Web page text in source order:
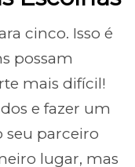
cinco. Isso é
possam
mais difícil!
e fazer um
seu parceiro
lugar, mas